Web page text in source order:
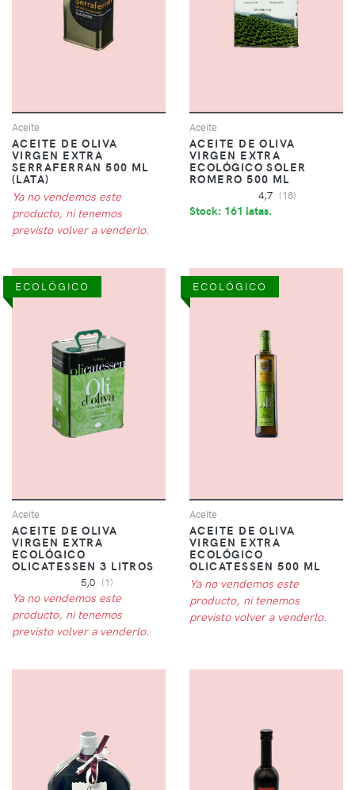
Aceite
ACEITE DE OLIVA
VIRGEN EXTRA
SERRAFERRAN 500 ML
(LATA)
Ya no vendemos este
producto, ni tenemos
previsto volver a venderlo.
Aceite
ACEITE DE OLIVA
VIRGEN EXTRA
ECOLÓGICO SOLER
ROMERO 500 ML
4,7 (18)
Stock: 161 latas.
ECOLÓGICO
Aceite
ACEITE DE OLIVA
VIRGEN EXTRA
ECOLÓGICO
OLICATESSEN 3 LITROS
5,0 (1)
Ya no vendemos este
producto, ni tenemos
previsto volver a venderlo.
ECOLÓGICO
Aceite
ACEITE DE OLIVA
VIRGEN EXTRA
ECOLÓGICO
OLICATESSEN 500 ML
Ya no vendemos este
producto, ni tenemos
previsto volver a venderlo.